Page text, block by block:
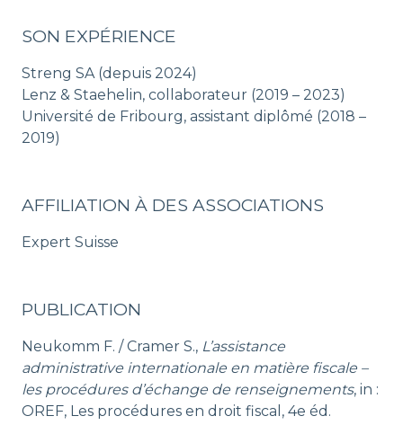
SON EXPÉRIENCE
Streng SA (depuis 2024)
Lenz & Staehelin, collaborateur (2019 – 2023)
Université de Fribourg, assistant diplômé (2018 –
2019)
AFFILIATION À DES ASSOCIATIONS
Expert Suisse
PUBLICATION
Neukomm F. / Cramer S., L’assistance
administrative internationale en matière fiscale –
les procédures d’échange de renseignements, in :
OREF, Les procédures en droit fiscal, 4e éd.